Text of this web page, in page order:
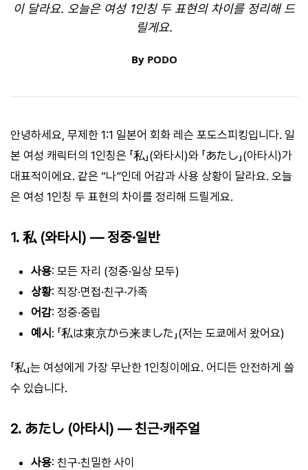
이 달라요. 오늘은 여성 1인칭 두 표현의 차이를 정리해 드
릴게요.
By PODO
안녕하세요, 무제한 1:1 일본어 회화 레슨 포도스피킹입니다. 일
본 여성 캐릭터의 1인칭은 「私」(와타시)와 「あたし」(아타시)가
대표적이에요. 같은 “나”인데 어감과 사용 상황이 달라요. 오늘
은 여성 1인칭 두 표현의 차이를 정리해 드릴게요.
1. 私 (와타시) — 정중·일반
사용: 모든 자리 (정중·일상 모두)
상황: 직장·면접·친구·가족
어감: 정중·중립
예시 : 「私は東京から来ました」(저는 도쿄에서 왔어요)
「私」는 여성에게 가장 무난한 1인칭이에요. 어디든 안전하게 쓸
수 있습니다.
2. あたし (아타시) — 친근·캐주얼
사용: 친구·친밀한 사이